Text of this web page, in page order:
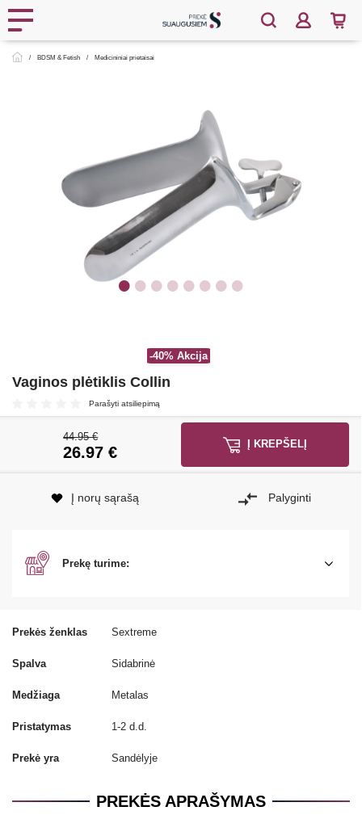
BDSM & Fetish Medicininiai prietaisai
-40% Akcija
Vaginos plėtiklis Collin
Parašyti atsiliepimą
Prekės ženklas Sextreme
Spalva Sidabrinė
Medžiaga Metalas
Pristatymas 1-2 d.d.
Prekė yra Sandėlyje
44.95 €
26.97 € Į KREPŠELĮ
Į norų sąrašą Palyginti
Prekę turime:
PREKĖS APRAŠYMAS